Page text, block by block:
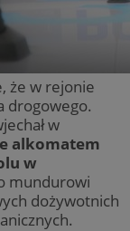
że w rejonie
drogowego.
w
alkomatem
w
mundurowi
dożywotnich